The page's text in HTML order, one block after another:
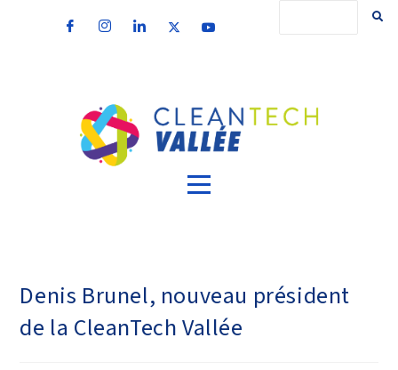
Denis Brunel, nouveau président
de la CleanTech Vallée